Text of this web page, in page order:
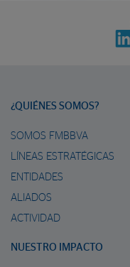
¿QUIÉNES SOMOS?
SOMOS FMBBVA
LÍNEAS ESTRATÉGICAS
ENTIDADES
ALIADOS
ACTIVIDAD
NUESTRO IMPACTO